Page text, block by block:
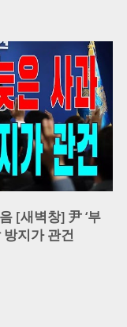
[새벽창] 尹 ‘부
방지가 관건